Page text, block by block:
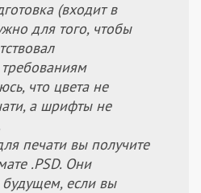
(входит в
для того, чтобы
что цвета не
а шрифты не
печати вы получите
.PSD. Они
если вы